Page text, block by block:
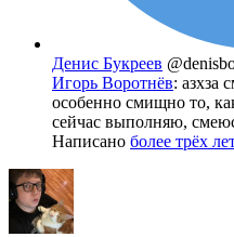
Денис Букреев
Игорь Воротнёв: азхза
особенно смищно то,
сейчас выполняю,
Написано более трёх